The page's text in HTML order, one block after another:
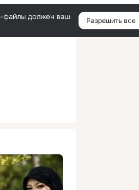
Войти
файлы должен ваш
Разрешить все